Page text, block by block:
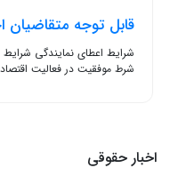
قابل توجه متقاضیان
شرایط اعطای نمایندگی
شرط موفقیت در فعالیت
اخبار حقوقی